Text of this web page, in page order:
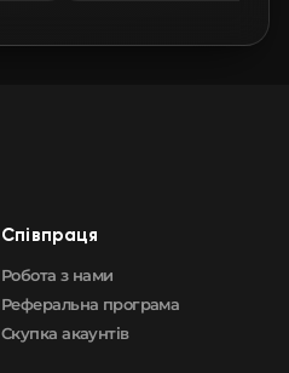
Cпівпраця
Робота з нами
Реферальна програма
Скупка акаунтів